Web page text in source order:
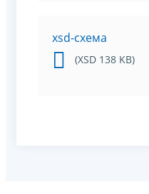
xsd-схема
(XSD 138 KB)